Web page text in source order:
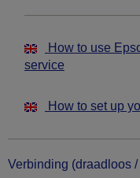
How to use
service
How to set up
Verbinding (draadloos